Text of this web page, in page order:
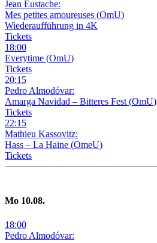
Jean Eustache:
Mes petites amoureuses (OmU)
Wiederaufführung in 4K
Tickets
18:00
Everytime (OmU)
Tickets
20:15
Pedro Almodóvar:
Amarga Navidad – Bitteres Fest (OmU)
Tickets
22:15
Mathieu Kassovitz:
Hass – La Haine (OmeU)
Tickets
Mo 10.08.
18:00
Pedro Almodóvar: